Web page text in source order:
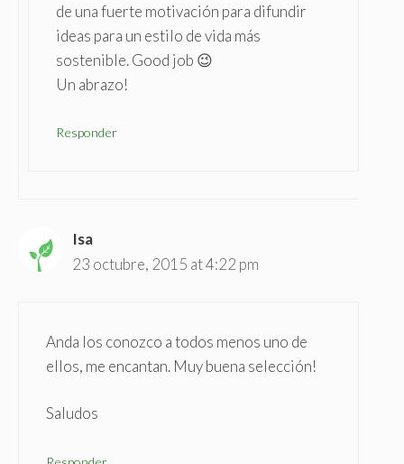
de una fuerte motivación para difundir
ideas para un estilo de vida más
sostenible. Good job 😉
Un abrazo!
Responder
Isa
23 octubre, 2015 at 4:22 pm
Anda los conozco a todos menos uno de
ellos, me encantan. Muy buena selección!
Saludos